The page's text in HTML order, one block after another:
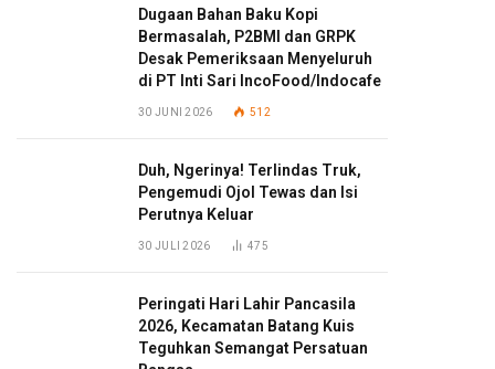
Dugaan Bahan Baku Kopi
Bermasalah, P2BMI dan GRPK
Desak Pemeriksaan Menyeluruh
di PT Inti Sari IncoFood/Indocafe
30 JUNI 2026 512
Duh, Ngerinya! Terlindas Truk,
Pengemudi Ojol Tewas dan Isi
Perutnya Keluar
30 JULI 2026 475
Peringati Hari Lahir Pancasila
2026, Kecamatan Batang Kuis
Teguhkan Semangat Persatuan